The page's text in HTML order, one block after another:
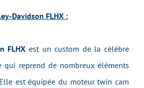
Davidson FLHX :
FLHX est un custom de la célèbre
qui reprend de nombreux éléments
est équipée du moteur twin cam